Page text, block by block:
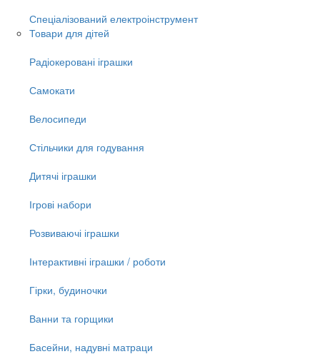
Спеціалізований електроінструмент
Товари для дітей
Радіокеровані іграшки
Самокати
Велосипеди
Стільчики для годування
Дитячі іграшки
Ігрові набори
Розвиваючі іграшки
Інтерактивні іграшки / роботи
Гірки, будиночки
Ванни та горщики
Басейни, надувні матраци